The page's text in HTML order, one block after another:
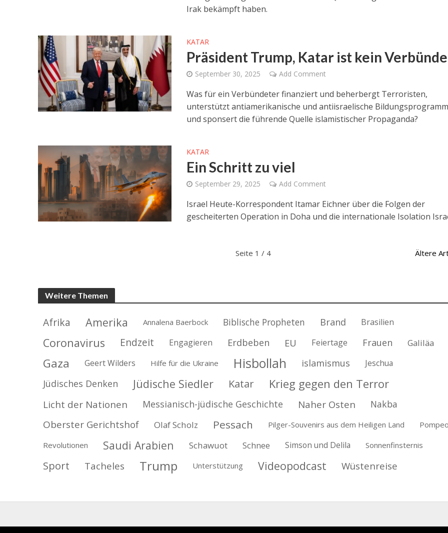
Irak bekämpft haben.
KATAR
Präsident Trump, Katar ist kein
September 30, 2025 Add Comment
Was für ein Verbündeter finanziert und beherbergt Terroristen,
unterstützt antiamerikanische und antiisraelische
und sponsert die führende Quelle islamistischer Propaganda?
KATAR
Ein Schritt zu viel
September 29, 2025 Add Comment
Israel Heute-Korrespondent Itamar Eichner über die Folgen der
gescheiterten Operation in Doha und die internationale Isolation
Seite 1 / 4 Ältere
Weitere Themen
Afrika Amerika Annalena Baerbock Biblische Propheten Brand Brasilien
Coronavirus Endzeit Engagieren Erdbeben EU Feiertage Frauen Galiläa
Gaza Geert Wilders Hilfe für die Ukraine Hisbollah islamismus Jeschua
Jüdisches Denken Jüdische Siedler Katar Krieg gegen den Terror
Licht der Nationen Messianisch-jüdische Geschichte Naher Osten Nakba
Oberster Gerichtshof Olaf Scholz Pessach Pilger-Souvenirs aus dem Heiligen Land
Revolutionen Saudi Arabien Schawuot Schnee Simson und Delila Sonnenfinsternis
Sport Tacheles Trump Unterstützung Videopodcast Wüstenreise